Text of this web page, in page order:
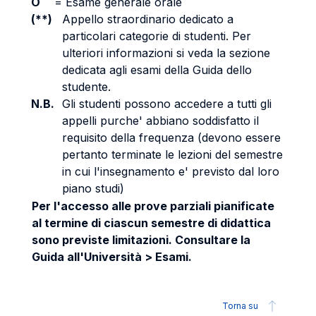
(**)
Appello straordinario dedicato a
particolari categorie di studenti. Per
ulteriori informazioni si veda la sezione
dedicata agli esami della Guida dello
studente.
N.B. Gli studenti possono accedere a tutti gli
appelli purche' abbiano soddisfatto il
requisito della frequenza (devono essere
pertanto terminate le lezioni del semestre
in cui l'insegnamento e' previsto dal loro
piano studi)
Per l'accesso alle prove parziali pianificate
al termine di ciascun semestre di didattica
sono previste limitazioni. Consultare la
Guida all'Università > Esami.
Torna su